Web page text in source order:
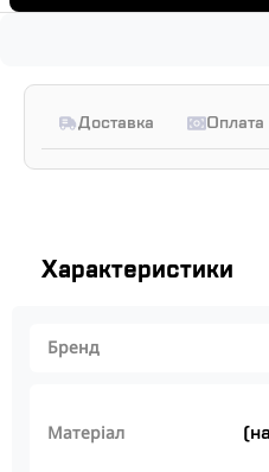
Доставка Оплата
Характеристики
Бренд
Матеріал